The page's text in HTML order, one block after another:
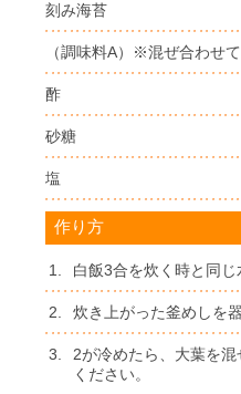
刻み海苔
（調味料A）※混ぜ合わせて
酢
砂糖
塩
作り方
1. 白飯3合を炊く時と同じ
2. 炊き上がった釜めしを
3.
2が冷めたら、大葉を
ください。